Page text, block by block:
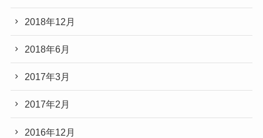
2018年12月
2018年6月
2017年3月
2017年2月
2016年12月